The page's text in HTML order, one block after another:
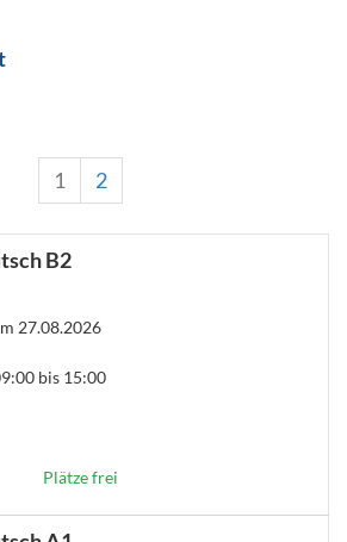
1 2
B2
27.08.2026
bis 15:00
Plätze frei